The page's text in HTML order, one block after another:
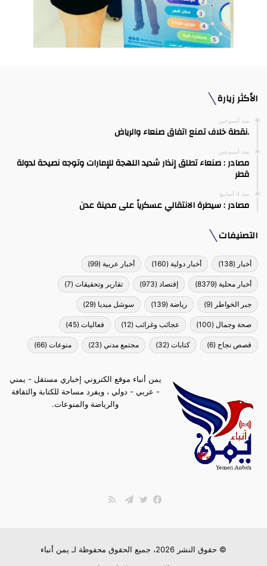
الأكثر زيارة
منذ أسبوعين
.نقطة خلاف تمنع اتفاق صنعاء والرياض
منذ أسبوعين
مصادر : صنعاء تطلق إنذار شديد اللهجة للإمارات وتوجه نصيحة لدولة
قطر
منذ 4 أسابيع
مصادر : سيطرة الانتقالي عسكرياً على مدينة عدن
التصنيفات
أخبار (138) أخبار دولية (160) أخبار عربية (99)
أخبار محلية (8379) إقتصاد (973) تقارير وتحقيقات (7)
جبر الخواطر (9) رياضة (139) سوشل ميديا (29)
صحة وجمال (100) عجائب وغرائب (12) فعاليات (45)
قصص نجاح (6) كتابات (32) مجتمع مدني (23) منوعات (66)
يمن أنباء موقع الكتروني إخباري مستقل - يمني
- عربي - دولي ، ويفرد مساحة للكتابة والثقافة
والرياضة والمنوعات.
© حقوق النشر 2026، جميع الحقوق محفوظة لـ
يمن أنباء